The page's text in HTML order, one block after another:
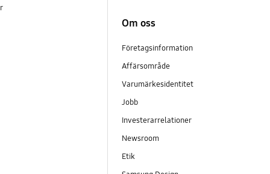
Om oss
Företagsinformation
Affärsområde
Varumärkesidentitet
Jobb
Investerarrelationer
Newsroom
Etik